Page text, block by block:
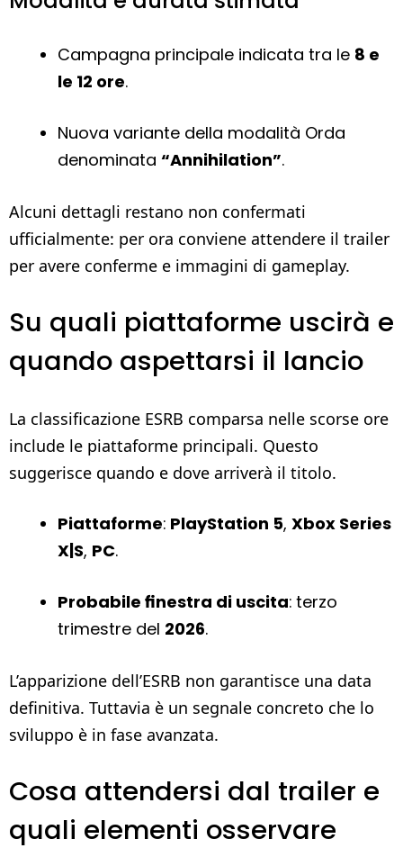
Campagna principale indicata tra le 8 e
le 12 ore.
Nuova variante della modalità Orda
denominata “Annihilation”.
Alcuni dettagli restano non confermati
ufficialmente: per ora conviene attendere il trailer
per avere conferme e immagini di gameplay.
Su quali piattaforme uscirà e
quando aspettarsi il lancio
La classificazione ESRB comparsa nelle scorse ore
include le piattaforme principali. Questo
suggerisce quando e dove arriverà il titolo.
Piattaforme: PlayStation 5, Xbox Series
X|S, PC.
Probabile finestra di uscita: terzo
trimestre del 2026.
L’apparizione dell’ESRB non garantisce una data
definitiva. Tuttavia è un segnale concreto che lo
sviluppo è in fase avanzata.
Cosa attendersi dal trailer e
quali elementi osservare